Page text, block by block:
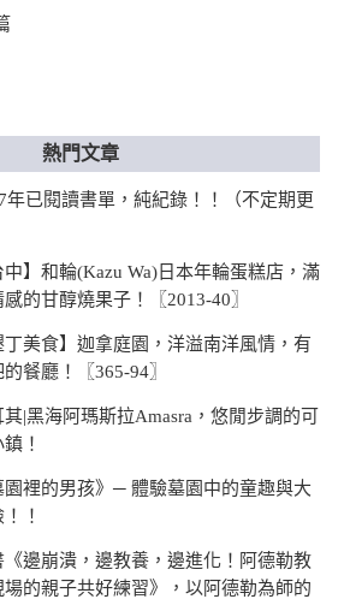
熱門文章
年已閱讀書單，純紀錄！！（不定期更
中】和輪(Kazu Wa)日本年輪蛋糕店，滿
的甘醇燒果子！〖2013-40〗
丁美食】迦拿庭園，洋溢南洋風情，有
餐廳！〖365-94〗
其|黑海阿瑪斯拉Amasra，悠閒步調的可
！
園裡的男孩》─ 體驗墓園中的童趣與大
！
《邊崩潰，邊教養，邊進化！阿德勒教
場的親子共好練習》，以阿德勒為師的